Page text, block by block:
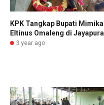
KPK Tangkap Bupati Mimika
Eltinus Omaleng di Jayapura
3 year ago